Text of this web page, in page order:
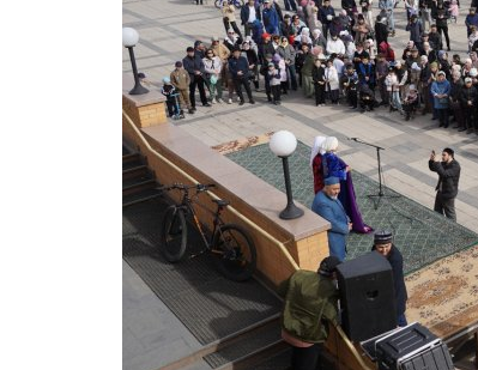
РАЗВЛЕЧЕНИЯ
Павлодарцев
командой КВН
Июль 27, 2026 0 101